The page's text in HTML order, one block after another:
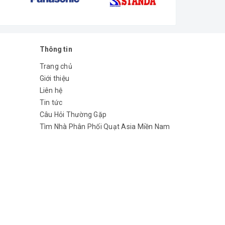
Thông tin
Trang chủ
Giới thiệu
Liên hệ
Tin tức
Câu Hỏi Thường Gặp
Tìm Nhà Phân Phối Quạt Asia Miền Nam